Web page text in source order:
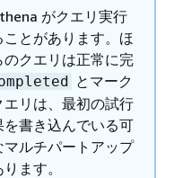
がクエリ実行
とがあります。ほ
クエリは正常に完
とマーク
リは、最初の試行
書き込んでいる可
ルチパートアップ
ます。